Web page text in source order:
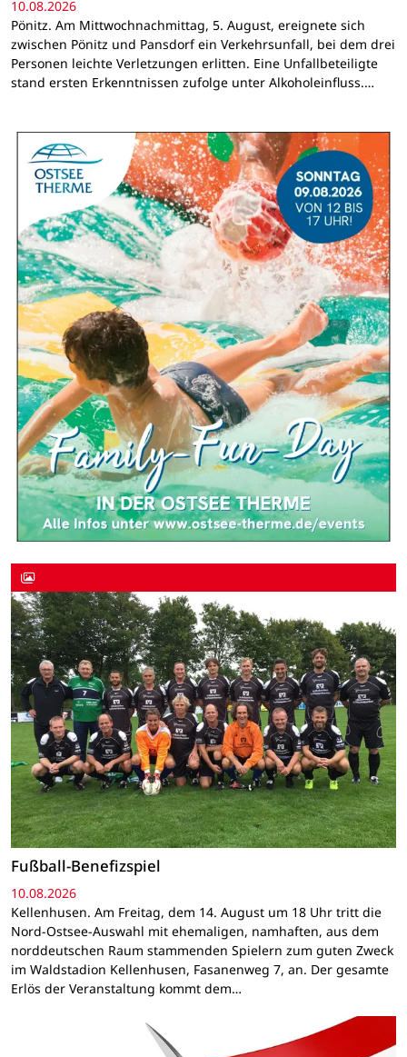
10.08.2026
Pönitz. Am Mittwochnachmittag, 5. August, ereignete sich
zwischen Pönitz und Pansdorf ein Verkehrsunfall, bei dem drei
Personen leichte Verletzungen erlitten. Eine Unfallbeteiligte
stand ersten Erkenntnissen zufolge unter Alkoholeinfluss.…
Fußball-Benefizspiel
10.08.2026
Kellenhusen. Am Freitag, dem 14. August um 18 Uhr tritt die
Nord-Ostsee-Auswahl mit ehemaligen, namhaften, aus dem
norddeutschen Raum stammenden Spielern zum guten Zweck
im Waldstadion Kellenhusen, Fasanenweg 7, an. Der gesamte
Erlös der Veranstaltung kommt dem…